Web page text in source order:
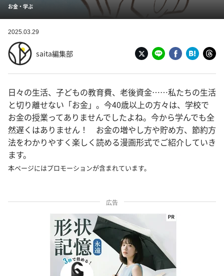
お金・学ぶ
2025.03.29
saita編集部
日々の生活、子どもの教育費、老後資金……私たちの生活
と切り離せない「お金」。今40歳以上の方々は、学校で
お金の授業ってありませんでしたよね。今から学んでも全
然遅くはありません！ お金の増やし方や貯め方、節約方
法をわかりやすく楽しく読める漫画形式でご紹介していき
ます。
本ページにはプロモーションが含まれています。
広告